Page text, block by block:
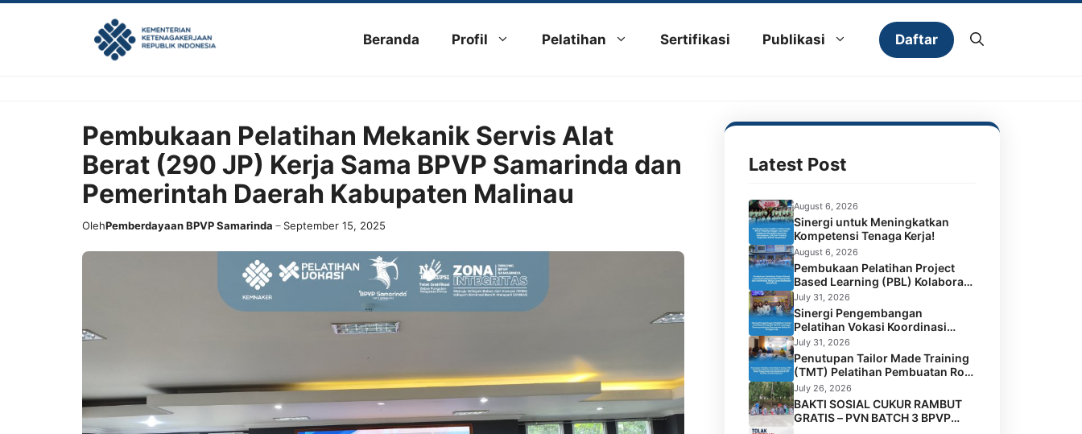
Beranda Profil Pelatihan Sertifikasi Publikasi Daftar
Pembukaan Pelatihan Mekanik Servis Alat
Berat (290 JP) Kerja Sama BPVP Samarinda dan
Pemerintah Daerah Kabupaten Malinau
OlehPemberdayaan BPVP Samarinda September 15, 2025
Latest Post
August 6, 2026
Sinergi untuk Meningkatkan
Kompetensi Tenaga Kerja!
August 6, 2026
Pembukaan Pelatihan Project
Based Learning (PBL) Kolaborasi
BPVP Samarinda dan Universitas
Widya Gama Mahakam
Samarinda
July 31, 2026
Sinergi Pengembangan
Pelatihan Vokasi Koordinasi
Program TMT di Lembaga
Permasyarakatan Perempuan
Kelas IIA Tenggarong
July 31, 2026
Penutupan Tailor Made Training
(TMT) Pelatihan Pembuatan Roti
dan Kue Kolaborasi BPVP
Samarinda dengan Disnaker
Kota Samarinda di LPK Mustika
Jamilah Sejahtera
July 26, 2026
BAKTI SOSIAL CUKUR RAMBUT
GRATIS – PVN BATCH 3 BPVP